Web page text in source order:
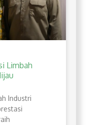
Limbah
Industri